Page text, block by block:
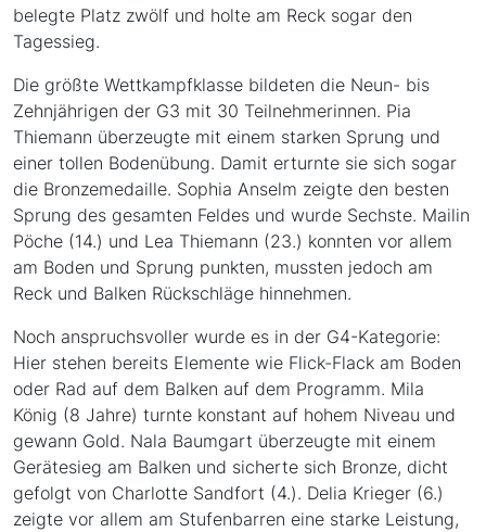
belegte Platz zwölf und holte am Reck sogar den
Tagessieg.
Die größte Wettkampfklasse bildeten die Neun- bis
Zehnjährigen der G3 mit 30 Teilnehmerinnen. Pia
Thiemann überzeugte mit einem starken Sprung und
einer tollen Bodenübung. Damit erturnte sie sich sogar
die Bronzemedaille. Sophia Anselm zeigte den besten
Sprung des gesamten Feldes und wurde Sechste. Mailin
Pöche (14.) und Lea Thiemann (23.) konnten vor allem
am Boden und Sprung punkten, mussten jedoch am
Reck und Balken Rückschläge hinnehmen.
Noch anspruchsvoller wurde es in der G4-Kategorie:
Hier stehen bereits Elemente wie Flick-Flack am Boden
oder Rad auf dem Balken auf dem Programm. Mila
König (8 Jahre) turnte konstant auf hohem Niveau und
gewann Gold. Nala Baumgart überzeugte mit einem
Gerätesieg am Balken und sicherte sich Bronze, dicht
gefolgt von Charlotte Sandfort (4.). Delia Krieger (6.)
zeigte vor allem am Stufenbarren eine starke Leistung,